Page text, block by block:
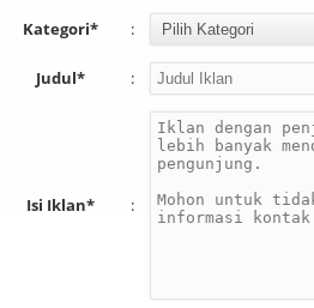
Kategori* :
Judul* :
Isi Iklan* :